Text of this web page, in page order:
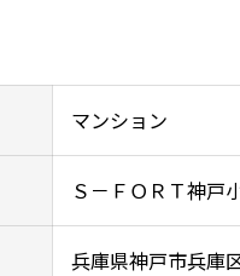
マンション
Ｓ－ＦＯＲＴ神戸
兵庫県神戸市兵庫